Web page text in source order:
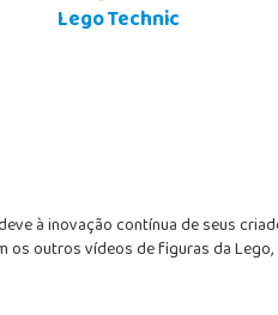
Lego Technic
à inovação contínua de seus
outros vídeos de figuras da